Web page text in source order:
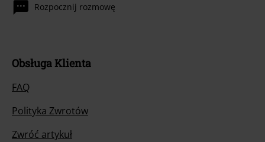
Rozpocznij rozmowę
Obsługa Klienta
FAQ
Polityka Zwrotów
Zwróć artykuł